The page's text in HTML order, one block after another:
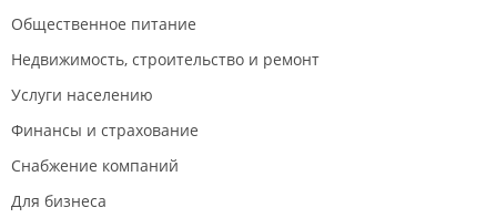
Общественное питание
Недвижимость, строительство и ремонт
Услуги населению
Финансы и страхование
Снабжение компаний
Для бизнеса